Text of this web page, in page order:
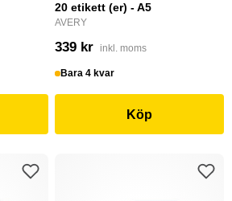
20 etikett (er) - A5
AVERY
339 kr inkl. moms
Bara 4 kvar
Köp